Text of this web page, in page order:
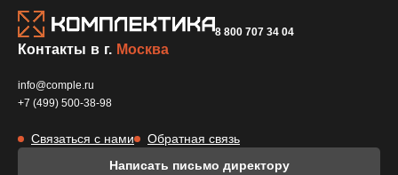
8 800 707 34 04
Написать письмо директору
Контакты в г. Москва
info@comple.ru
+7 (499) 500-38-98
Связаться с нами Обратная связь